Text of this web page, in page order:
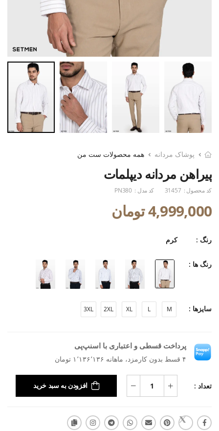
پوشاک مردانه همه محصولات ست من
پیراهن مردانه دیپلمات
کد محصول : 31457 کد مدل : PN380
4,999,000 تومان
رنگ : کرم
رنگ ها :
سایزها : M
L
XL
2XL
3XL
پرداخت قسطی و اعتباری با اسنپ‌پی
۴ قسط بدون کارمزد، ماهانه ۱٬۱۳۶٬۱۳۶ تومان
تعداد : افزودن به سبد خرید